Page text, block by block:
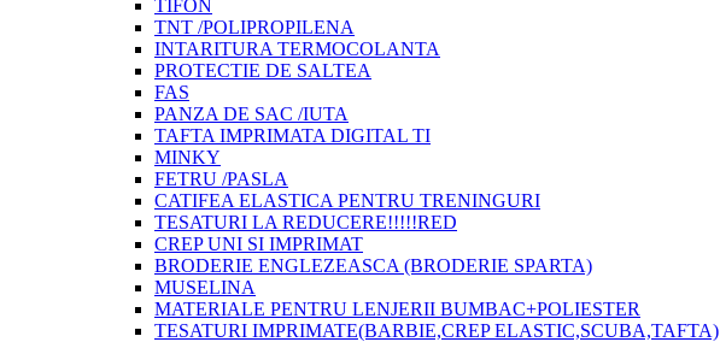
TIFON
TNT /POLIPROPILENA
INTARITURA TERMOCOLANTA
PROTECTIE DE SALTEA
FAS
PANZA DE SAC /IUTA
TAFTA IMPRIMATA DIGITAL TI
MINKY
FETRU /PASLA
CATIFEA ELASTICA PENTRU TRENINGURI
TESATURI LA REDUCERE!!!!!RED
CREP UNI SI IMPRIMAT
BRODERIE ENGLEZEASCA (BRODERIE SPARTA)
MUSELINA
MATERIALE PENTRU LENJERII BUMBAC+POLIESTER
TESATURI IMPRIMATE(BARBIE,CREP ELASTIC,SCUBA,TAFTA)